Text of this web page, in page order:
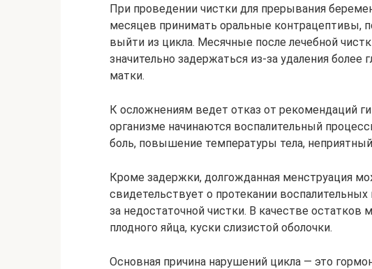
При проведении чистки для прерывания
месяцев принимать оральные контрацептивы,
выйти из цикла. Месячные после лечебной
значительно задержаться из-за удаления более
матки.
К осложнениям ведет отказ от рекомендаций
организме начинаются воспалительный
боль, повышение температуры тела,
Кроме задержки, долгожданная менструация
свидетельствует о протекании
за недостаточной чистки. В качестве остатков
плодного яйца, куски слизистой оболочки.
Основная причина нарушений цикла — это